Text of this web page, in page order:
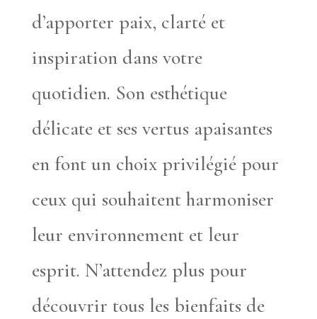
d’apporter paix, clarté et
inspiration dans votre
quotidien. Son esthétique
délicate et ses vertus apaisantes
en font un choix privilégié pour
ceux qui souhaitent harmoniser
leur environnement et leur
esprit. N’attendez plus pour
découvrir tous les bienfaits de